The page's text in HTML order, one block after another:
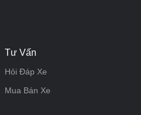
Tư Vấn
Hỏi Đáp Xe
Mua Bán Xe